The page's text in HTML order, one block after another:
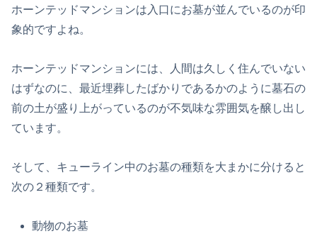
ホーンテッドマンションは入口にお墓が並んでいるのが印
象的ですよね。
ホーンテッドマンションには、人間は久しく住んでいない
はずなのに、最近埋葬したばかりであるかのように墓石の
前の土が盛り上がっているのが不気味な雰囲気を醸し出し
ています。
そして、キューライン中のお墓の種類を大まかに分けると
次の２種類です。
動物のお墓